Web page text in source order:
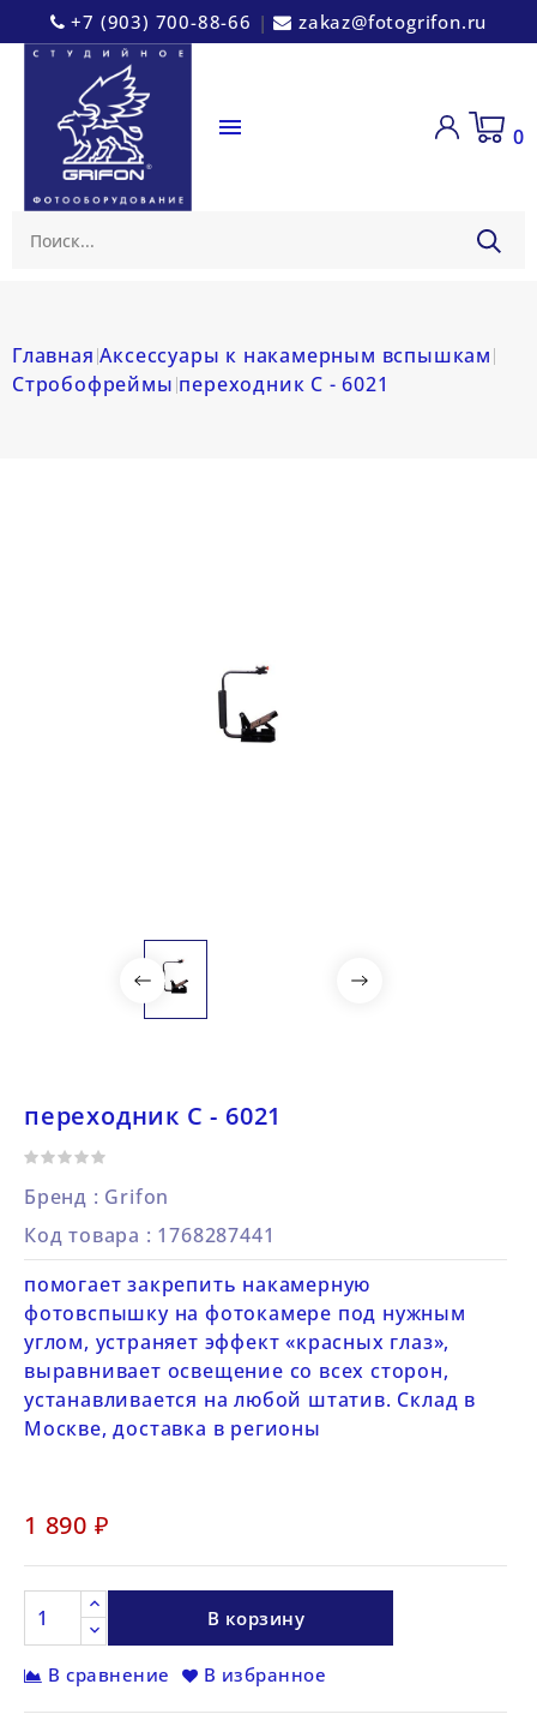
+7 (903) 700-88-66 | zakaz@fotogrifon.ru
 0
Главная Аксессуары к накамерным вспышкам
Стробофреймы переходник С - 6021
переходник С - 6021
Бренд : Grifon
Код товара : 1768287441
помогает закрепить накамерную
фотовспышку на фотокамере под нужным
углом, устраняет эффект «красных глаз»,
выравнивает освещение со всех сторон,
устанавливается на любой штатив. Склад в
Москве, доставка в регионы
1 890 ₽
В корзину
В сравнение В избранное